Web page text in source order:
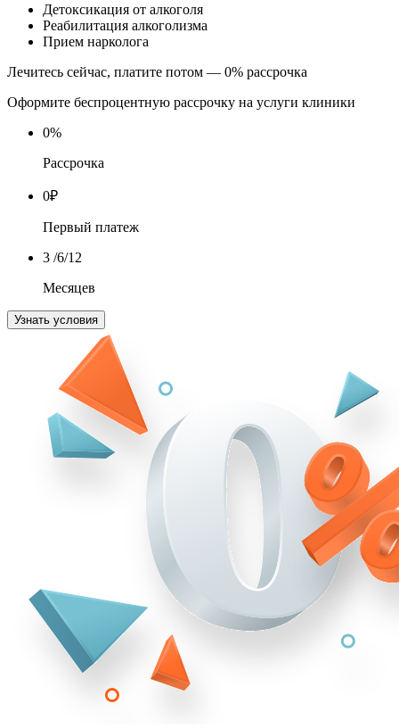
Детоксикация от алкоголя
Реабилитация алкоголизма
Прием нарколога
Лечитесь сейчас, платите потом — 0% рассрочка
Оформите беспроцентную рассрочку на услуги клиники
0%
Рассрочка
0₽
Первый платеж
3 /6/12
Месяцев
Узнать условия